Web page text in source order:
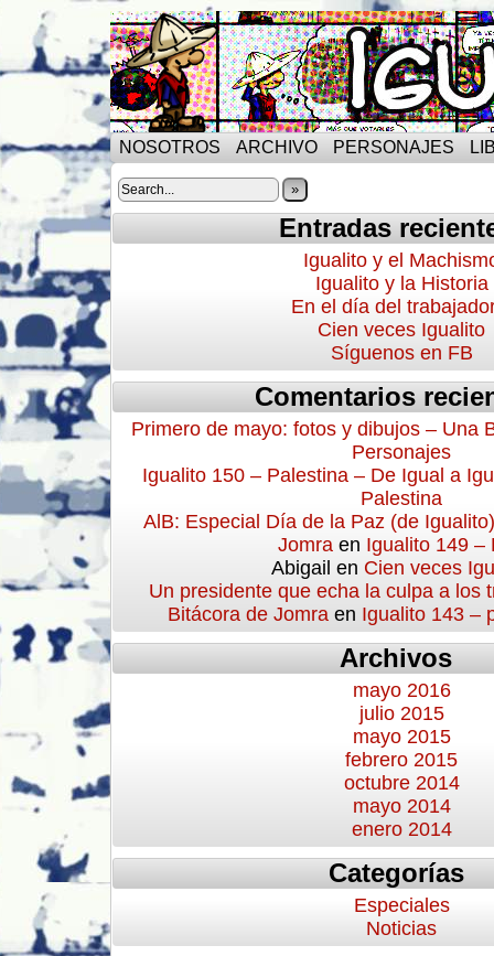
NOSOTROS ARCHIVO PERSONAJES
»
Entradas
Igualito y el
Igualito y la Historia
En el día del
Cien veces Igualito
Síguenos en FB
Comentarios
Primero de mayo: fotos y dibujos – Una
Personajes
Igualito 150 – Palestina – De Igual a
Palestina
AlB: Especial Día de la Paz (de
Jomra en Igualito 149 –
Abigail en Cien veces
Un presidente que echa la culpa a los
Bitácora de Jomra en Igualito 143 –
Archivos
mayo 2016
julio 2015
mayo 2015
febrero 2015
octubre 2014
mayo 2014
enero 2014
Categorías
Especiales
Noticias